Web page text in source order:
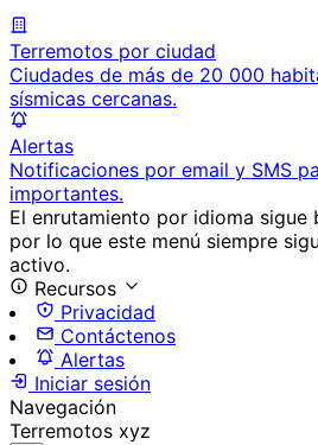
Terremotos por ciudad
Ciudades de más de 20 000
sísmicas cercanas.
Alertas
Notificaciones por email y SMS
importantes.
El enrutamiento por idioma sigue
por lo que este menú siempre
activo.
Recursos
Privacidad
Contáctenos
Alertas
Iniciar sesión
Navegación
Terremotos xyz